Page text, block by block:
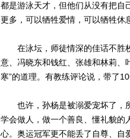
都是游泳天才，但他们从没有把自
更多，可以牺牲爱情，可以牺牲休
在泳坛，师徒情深的佳话不胜枚
意、冯晓东和钱红、张雄和林莉、
寒”的道理。有教练评论说，带了
也许，孙杨是被溺爱宠坏了，所
学会做人，做一个善良、懂礼貌的
心。奥运冠军更不能丢了自尊、自